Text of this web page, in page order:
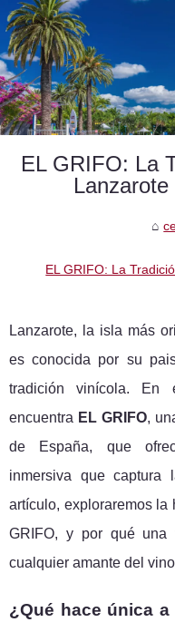
EL GRIFO: La
EL GRIFO: La
Lanzarote, la isla más
es conocida por su
tradición vinícola.
encuentra EL GRIFO,
de España, que
inmersiva que
artículo, exploraremos la
GRIFO, y por qué una
cualquier amante del
¿Qué hace única